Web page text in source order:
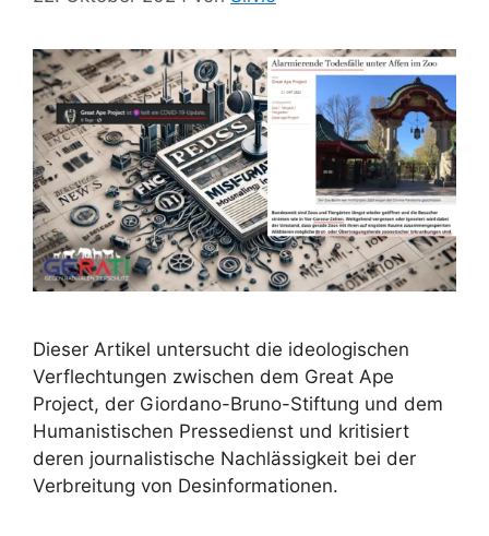
Dieser Artikel untersucht die ideologischen
Verflechtungen zwischen dem Great Ape
Project, der Giordano-Bruno-Stiftung und dem
Humanistischen Pressedienst und kritisiert
deren journalistische Nachlässigkeit bei der
Verbreitung von Desinformationen.